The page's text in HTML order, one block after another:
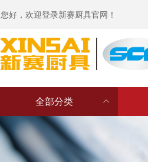
您好，欢迎登录新赛厨具官网！
ꀙ
全部分类